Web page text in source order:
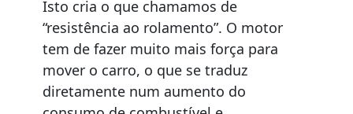
Isto cria o que chamamos de
“resistência ao rolamento”. O motor
tem de fazer muito mais força para
mover o carro, o que se traduz
diretamente num aumento do